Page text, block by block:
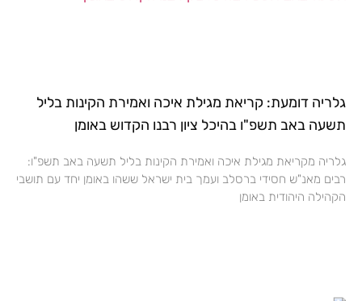
גלריה דומעת: קריאת מגילת איכה ואמירת הקינות בליל
תשעה באב תשפ"ו בהיכל ציון רבנו הקדוש באומן
גלריה מקריאת מגילת איכה ואמירת הקינות בליל תשעה באב תשפ"ו:
רבים מאנ"ש חסידי ברסלב ועמך בית ישראל ששהו באומן יחד עם תושבי
הקהילה היהודית באומן